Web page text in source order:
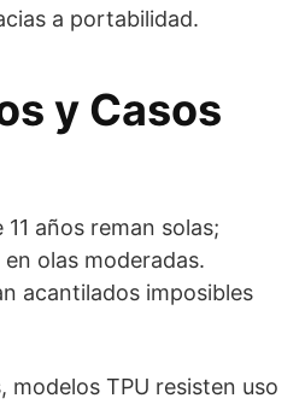
a portabilidad.
y Casos
años reman solas;
olas moderadas.
acantilados imposibles
modelos TPU resisten uso